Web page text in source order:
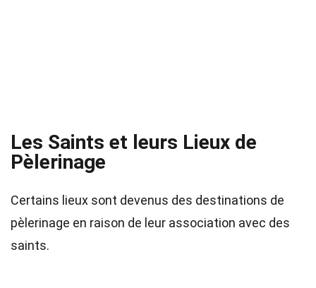
Les Saints et leurs Lieux de
Pèlerinage
Certains lieux sont devenus des destinations de
pèlerinage en raison de leur association avec des
saints.